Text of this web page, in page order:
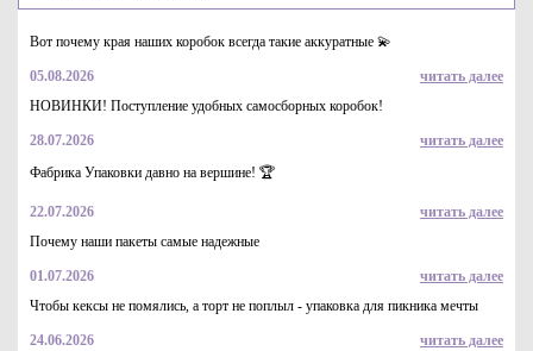
Упаковка картонная для наггетсов и куриных крылышек р-р
S 115*75*45мм, серия "Приятного аппетита" печать красная
3.4 Купить
Вот почему края наших коробок всегда такие аккуратные 💫
05.08.2026
читать далее
НОВИНКИ! Поступление удобных самосборных коробок!
28.07.2026
читать далее
Фабрика Упаковки давно на вершине! 🏆
22.07.2026
читать далее
Почему наши пакеты самые надежные
01.07.2026
читать далее
Чтобы кексы не помялись, а торт не поплыл - упаковка для пикника мечты
24.06.2026 читать далее